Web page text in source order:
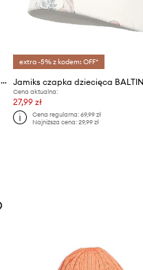
That's mine czapka z daszkiem dziecięca
extra -5% z kodem: OFF*
Jamiks czapka dziecięca
Cena aktualna:
27,99 zł
Cena regularna: 69,99 zł
Najniższa cena: 29,99 zł